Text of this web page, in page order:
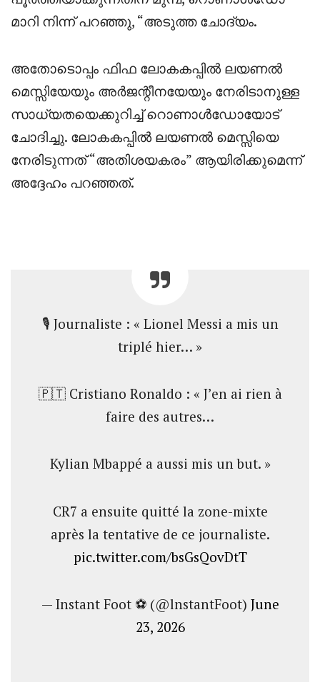
മാറി നിന്ന് പറഞ്ഞു, “അടുത്ത ചോദ്യം.
അതോടൊപ്പം ഫിഫ ലോകകപ്പിൽ ലയണൽ
മെസ്സിയേയും അർജന്റീനയേയും നേരിടാനുള്ള
സാധ്യതയെക്കുറിച്ച് റൊണാൾഡോയോട്
ചോദിച്ചു. ലോകകപ്പിൽ ലയണൽ മെസ്സിയെ
നേരിടുന്നത് “അതിശയകരം” ആയിരിക്കുമെന്ന്
അദ്ദേഹം പറഞ്ഞത്.
🎙️ Journaliste : « Lionel Messi a mis un
triplé hier… »
🇵🇹 Cristiano Ronaldo : « J’en ai rien à
faire des autres…
Kylian Mbappé a aussi mis un but. »
CR7 a ensuite quitté la zone-mixte
après la tentative de ce journaliste.
pic.twitter.com/bsGsQovDtT
— Instant Foot ⚽️ (@lnstantFoot) June
23, 2026